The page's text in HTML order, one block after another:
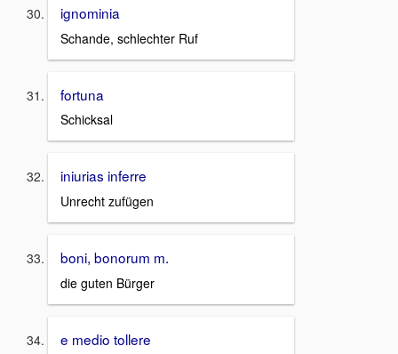
ignominia
Schande, schlechter Ruf
fortuna
Schicksal
iniurias inferre
Unrecht zufügen
boni, bonorum m.
die guten Bürger
e medio tollere